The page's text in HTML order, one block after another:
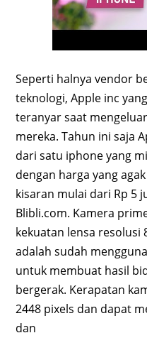
Seperti halnya vendor
teknologi, Apple inc
teranyar saat
mereka. Tahun ini saja
dari satu iphone yang
dengan harga yang
kisaran mulai dari Rp 5
Blibli.com. Kamera
kekuatan lensa resolusi
adalah sudah
untuk membuat hasil
bergerak. Kerapatan
2448 pixels dan dapat
dan